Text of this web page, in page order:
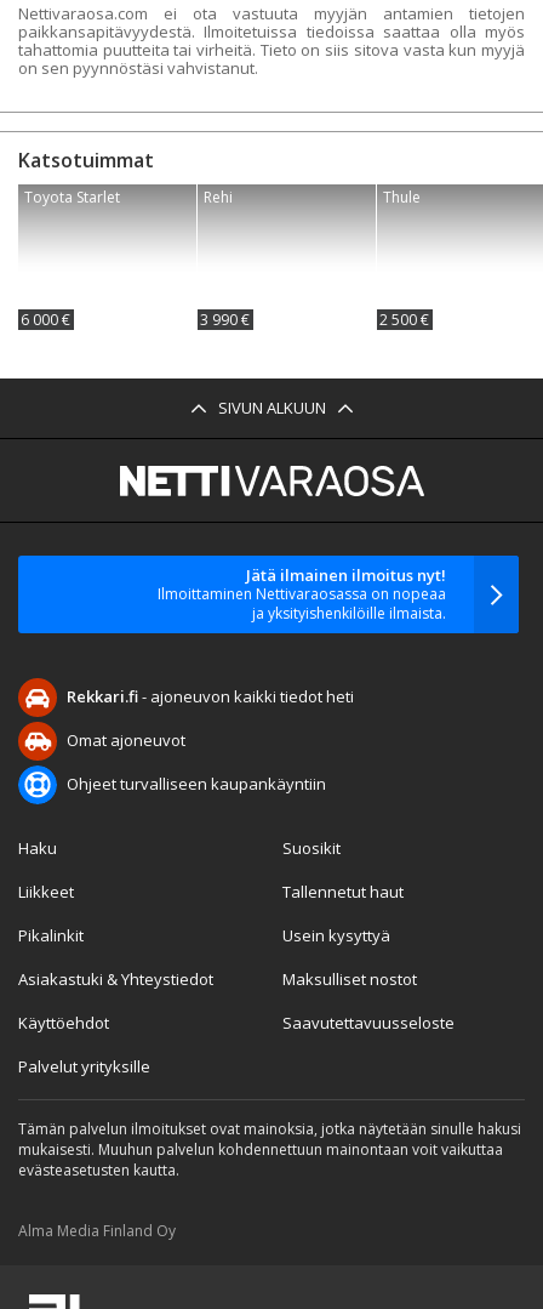
Nettivaraosa.com ei ota vastuuta myyjän antamien tietojen
paikkansapitävyydestä. Ilmoitetuissa tiedoissa saattaa olla myös
tahattomia puutteita tai virheitä. Tieto on siis sitova vasta kun myyjä
on sen pyynnöstäsi vahvistanut.
Katsotuimmat
Toyota Starlet
6 000 €
Rehi
3 990 €
Thule
2 500 €
SIVUN ALKUUN
Jätä ilmainen ilmoitus nyt!
Ilmoittaminen Nettivaraosassa on nopeaa
ja yksityishenkilöille ilmaista.
Rekkari.fi- ajoneuvon kaikki tiedot heti
Omat ajoneuvot
Ohjeet turvalliseen kaupankäyntiin
Haku
Liikkeet
Pikalinkit
Asiakastuki & Yhteystiedot
Käyttöehdot
Palvelut yrityksille
Suosikit
Tallennetut haut
Usein kysyttyä
Maksulliset nostot
Saavutettavuusseloste
Tämän palvelun ilmoitukset ovat mainoksia, jotka näytetään sinulle hakusi
mukaisesti. Muuhun palvelun kohdennettuun mainontaan voit vaikuttaa
evästeasetusten kautta.
Alma Media Finland Oy